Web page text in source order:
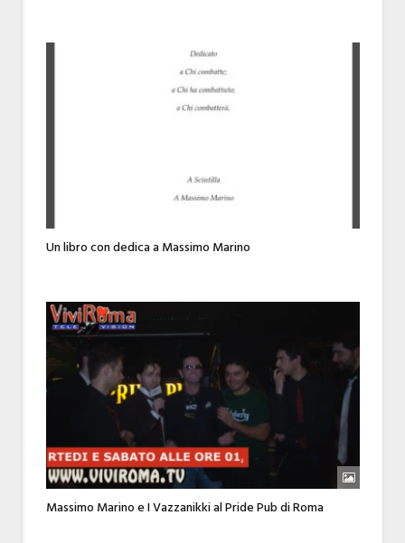
Un libro con dedica a Massimo Marino
Massimo Marino e I Vazzanikki al Pride Pub di Roma